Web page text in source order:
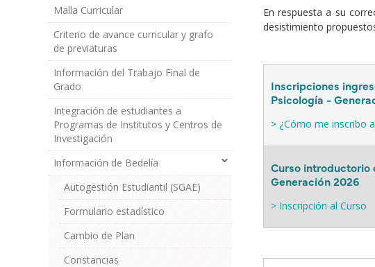
Malla Curricular
Criterio de avance curricular y grafo
de previaturas
Información del Trabajo Final de
Grado
Integración de estudiantes a
Programas de Institutos y Centros de
Investigación
Información de Bedelía
Autogestión Estudiantil (SGAE)
Formulario estadístico
Cambio de Plan
Constancias
En respuesta a su
desistimiento
Inscripciones
Psicología -
> ¿Cómo me inscribo
Curso introductorio
Generación 2026
> Inscripción al Curso